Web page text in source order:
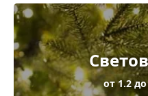
от 1.2